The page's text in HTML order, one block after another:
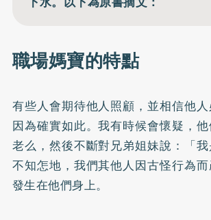
職場媽寶的特點
有些人會期待他人照顧，並相信他人
因為確實如此。我有時候會懷疑，
老么，然後不斷對兄弟姐妹說：「我
不知怎地，我們其他人因古怪行為
發生在他們身上。